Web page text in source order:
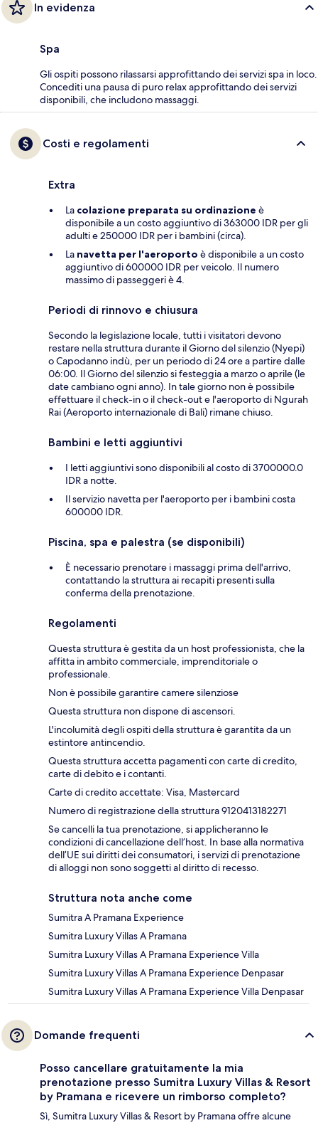
In evidenza
Spa
Gli ospiti possono rilassarsi approfittando dei servizi spa in loco.
Concediti una pausa di puro relax approfittando dei servizi
disponibili, che includono massaggi.
Costi e regolamenti
Extra
La colazione preparata su ordinazione è
disponibile a un costo aggiuntivo di 363000 IDR per gli
adulti e 250000 IDR per i bambini (circa).
La navetta per l'aeroporto è disponibile a un costo
aggiuntivo di 600000 IDR per veicolo. Il numero
massimo di passeggeri è 4.
Periodi di rinnovo e chiusura
Secondo la legislazione locale, tutti i visitatori devono
restare nella struttura durante il Giorno del silenzio (Nyepi)
o Capodanno indù, per un periodo di 24 ore a partire dalle
06:00. Il Giorno del silenzio si festeggia a marzo o aprile (le
date cambiano ogni anno). In tale giorno non è possibile
effettuare il check-in o il check-out e l'aeroporto di Ngurah
Rai (Aeroporto internazionale di Bali) rimane chiuso.
Bambini e letti aggiuntivi
I letti aggiuntivi sono disponibili al costo di 3700000.0
IDR a notte.
Il servizio navetta per l'aeroporto per i bambini costa
600000 IDR.
Piscina, spa e palestra (se disponibili)
È necessario prenotare i massaggi prima dell'arrivo,
contattando la struttura ai recapiti presenti sulla
conferma della prenotazione.
Regolamenti
Questa struttura è gestita da un host professionista, che la
affitta in ambito commerciale, imprenditoriale o
professionale.
Non è possibile garantire camere silenziose
Questa struttura non dispone di ascensori.
L'incolumità degli ospiti della struttura è garantita da un
estintore antincendio.
Questa struttura accetta pagamenti con carte di credito,
carte di debito e i contanti.
Carte di credito accettate: Visa, Mastercard
Numero di registrazione della struttura 9120413182271
Se cancelli la tua prenotazione, si applicheranno le
condizioni di cancellazione dell’host. In base alla normativa
dell’UE sui diritti dei consumatori, i servizi di prenotazione
di alloggi non sono soggetti al diritto di recesso.
Struttura nota anche come
Sumitra A Pramana Experience
Sumitra Luxury Villas A Pramana
Sumitra Luxury Villas A Pramana Experience Villa
Sumitra Luxury Villas A Pramana Experience Denpasar
Sumitra Luxury Villas A Pramana Experience Villa Denpasar
Domande frequenti
Posso cancellare gratuitamente la mia
prenotazione presso Sumitra Luxury Villas & Resort
by Pramana e ricevere un rimborso completo?
Sì, Sumitra Luxury Villas & Resort by Pramana offre alcune